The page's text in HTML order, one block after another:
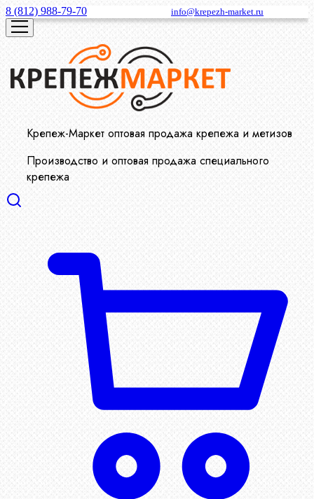
8 (812) 988-79-70 info@krepezh-market.ru
Крепеж-Маркет оптовая продажа крепежа и метизов
Производство и оптовая продажа специального
крепежа